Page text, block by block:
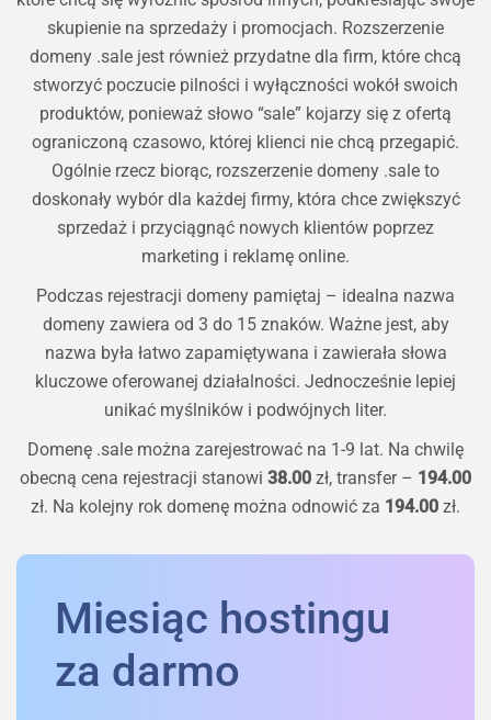
skupienie na sprzedaży i promocjach. Rozszerzenie
domeny .sale jest również przydatne dla firm, które chcą
stworzyć poczucie pilności i wyłączności wokół swoich
produktów, ponieważ słowo “sale” kojarzy się z ofertą
ograniczoną czasowo, której klienci nie chcą przegapić.
Ogólnie rzecz biorąc, rozszerzenie domeny .sale to
doskonały wybór dla każdej firmy, która chce zwiększyć
sprzedaż i przyciągnąć nowych klientów poprzez
marketing i reklamę online.
Podczas rejestracji domeny pamiętaj – idealna nazwa
domeny zawiera od 3 do 15 znaków. Ważne jest, aby
nazwa była łatwo zapamiętywana i zawierała słowa
kluczowe oferowanej działalności. Jednocześnie lepiej
unikać myślników i podwójnych liter.
Domenę .sale można zarejestrować na 1-9 lat. Na chwilę
obecną cena rejestracji stanowi 38.00 zł, transfer – 194.00
zł. Na kolejny rok domenę można odnowić za 194.00 zł.
Miesiąc hostingu
za darmo